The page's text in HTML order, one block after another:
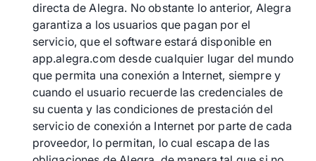
directa de Alegra. No obstante lo anterior, Alegra
garantiza a los usuarios que pagan por el
servicio, que el software estará disponible en
app.alegra.com desde cualquier lugar del mundo
que permita una conexión a Internet, siempre y
cuando el usuario recuerde las credenciales de
su cuenta y las condiciones de prestación del
servicio de conexión a Internet por parte de cada
proveedor, lo permitan, lo cual escapa de las